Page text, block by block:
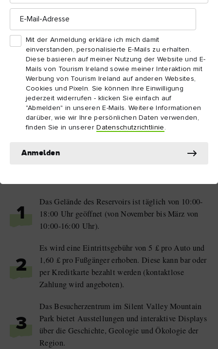
E-
Mail-
Mit der Anmeldung erkläre ich mich damit
einverstanden, personalisierte E-Mails zu erhalten.
Diese basieren auf meiner Nutzung der Website und E-
Mails von Tourism Ireland sowie meiner Interaktion mit
Werbung von Tourism Ireland auf anderen Websites,
Cookies und Pixeln. Sie können Ihre Einwilligung
jederzeit widerrufen - klicken Sie einfach auf
"Abmelden" in unseren E-Mails. Weitere Informationen
darüber, wie wir Ihre persönlichen Daten verwenden,
finden Sie in unserer Datenschutzrichtlinie .
Anmelden
Nördlich von Ben Crom, etwas abseits des Brandy Pad,
befinden sich die Diamond Rocks. Halten Sie hier Ausschau
nach sogenannten „Mourne Diamonds“: wunderschöne
Rauchquarzstücke und schwarze Glimmerkristalle, die tief im
Granitgestein eingebettet sind. Jede kleine Felsspalte kann
diesen Schatz in sich bergen. Beeindruckend, glitzernd, aber
ohne jeden Geldwert. Die Zeit, die Sie im Silent Valley
verbringen, ist jedoch unbezahlbar!
Wissenswertes: Silent Valley
1
Das Gelände des Reservoirs ist täglich von 10:00-
18:00 Uhr geöffnet (von November bis März von
10:00-16:00 Uhr).
2
Es wird eine Eintrittsgebühr von 5 £ pro Auto und
1,60 £ pro Fußgänger erhoben. Diese kann bar oder
per Kreditkarte bezahlt werden (kontaktlose
Zahlung wird angeboten).
3
Das Besucherzentrum im Silent Valley Mountain
Park bietet Ausstellungen und interaktive Displays
über die Geschichte, Geologie und Ökologie der
Region.